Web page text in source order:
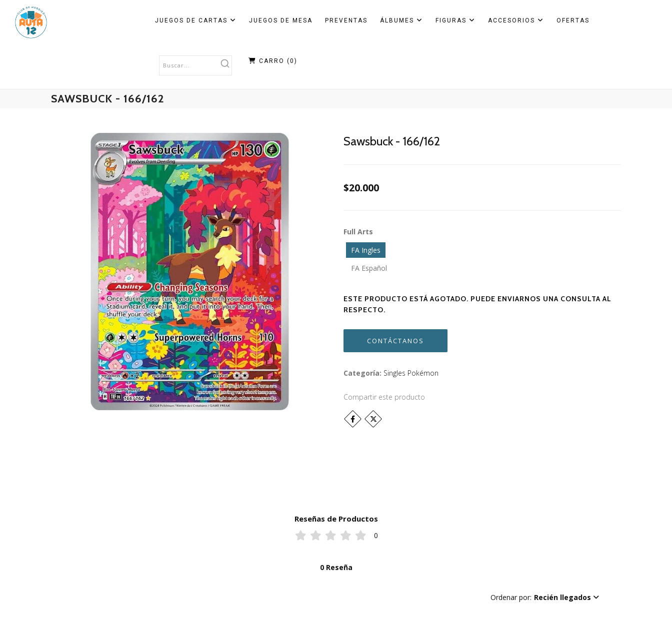
JUEGOS DE CARTAS JUEGOS DE MESA PREVENTAS ÁLBUMES FIGURAS ACCESORIOS OFERTAS
CARRO (0 )
SAWSBUCK - 166/162
Sawsbuck - 166/162
$20.000
Full Arts
FA Ingles
FA Español
ESTE PRODUCTO ESTÁ AGOTADO. PUEDE ENVIARNOS UNA CONSULTA AL
RESPECTO.
CONTÁCTANOS
Categoría: Singles Pokémon
Compartir este producto
Reseñas de Productos
0
0 Reseña
Ordenar por: Recién llegados